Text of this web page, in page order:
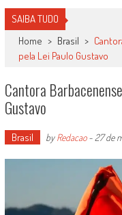
SAIBA TUDO
Home > Brasil >
pela Lei Paulo Gustavo
Cantora
Gustavo
Brasil byRedacao- 27 de